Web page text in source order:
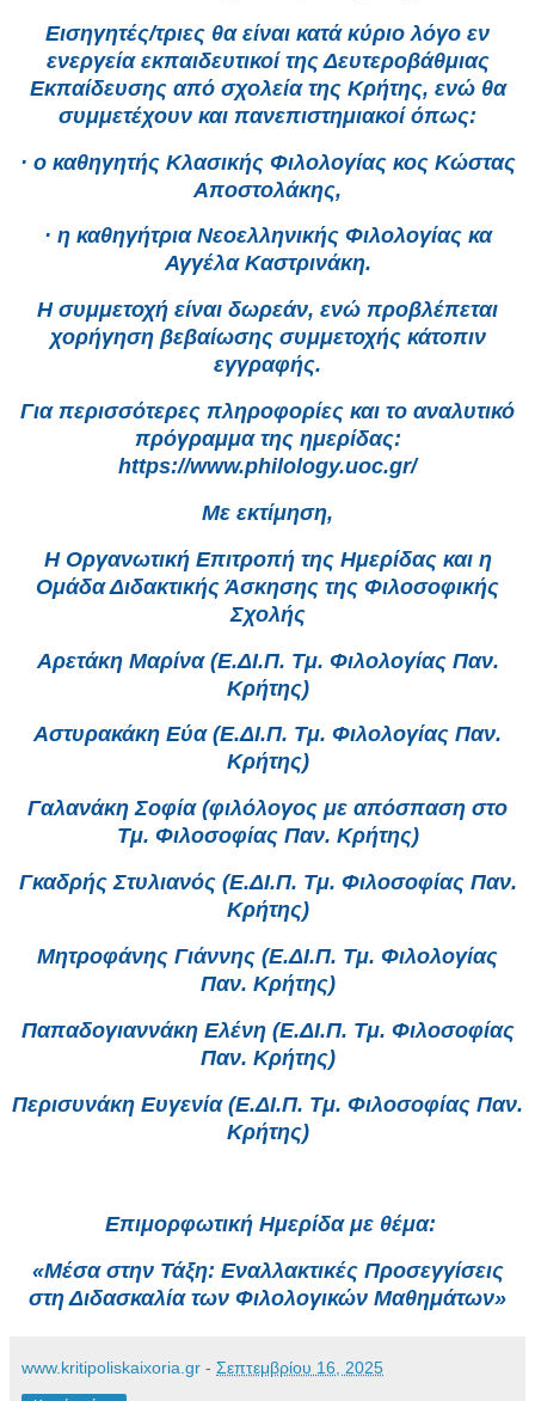
Εισηγητές/τριες θα είναι κατά κύριο λόγο εν
ενεργεία εκπαιδευτικοί της Δευτεροβάθμιας
Εκπαίδευσης από σχολεία της Κρήτης, ενώ θα
συμμετέχουν και πανεπιστημιακοί όπως:
· ο καθηγητής Κλασικής Φιλολογίας κος Κώστας
Αποστολάκης,
· η καθηγήτρια Νεοελληνικής Φιλολογίας κα
Αγγέλα Καστρινάκη.
Η συμμετοχή είναι δωρεάν, ενώ προβλέπεται
χορήγηση βεβαίωσης συμμετοχής κάτοπιν
εγγραφής.
Για περισσότερες πληροφορίες και το αναλυτικό
πρόγραμμα της ημερίδας:
https://www.philology.uoc.gr/
Με εκτίμηση,
Η Οργανωτική Επιτροπή της Ημερίδας και η
Ομάδα Διδακτικής Άσκησης της Φιλοσοφικής
Σχολής
Αρετάκη Μαρίνα (Ε.ΔΙ.Π. Τμ. Φιλολογίας Παν.
Κρήτης)
Αστυρακάκη Εύα (Ε.ΔΙ.Π. Τμ. Φιλολογίας Παν.
Κρήτης)
Γαλανάκη Σοφία (φιλόλογος με απόσπαση στο
Τμ. Φιλοσοφίας Παν. Κρήτης)
Γκαδρής Στυλιανός (Ε.ΔΙ.Π. Τμ. Φιλοσοφίας Παν.
Κρήτης)
Μητροφάνης Γιάννης (Ε.ΔΙ.Π. Τμ. Φιλολογίας
Παν. Κρήτης)
Παπαδογιαννάκη Ελένη (Ε.ΔΙ.Π. Τμ. Φιλοσοφίας
Παν. Κρήτης)
Περισυνάκη Ευγενία (Ε.ΔΙ.Π. Τμ. Φιλοσοφίας Παν.
Κρήτης)
Επιμορφωτική Ημερίδα με θέμα:
«Μέσα στην Τάξη: Εναλλακτικές Προσεγγίσεις
στη Διδασκαλία των Φιλολογικών Μαθημάτων»
www.kritipoliskaixoria.gr - Σεπτεμβρίου 16, 2025